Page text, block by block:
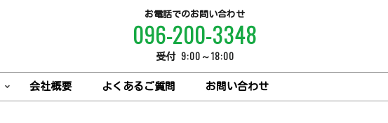
お電話でのお問い合わせ
096-200-3348
受付 9:00～18:00
会社概要 よくあるご質問 お問い合わせ